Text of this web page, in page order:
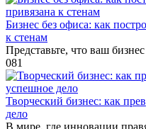
Бизнес без офиса: как
к стенам
Представьте, что ваш
081
Творческий бизнес: как
дело
В мире, где инновации